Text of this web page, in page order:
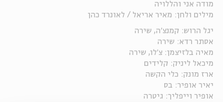
מודה אני והללויה
מילים ולחן: מאיר אריאל / לאונרד כהן
יגל הרוש: קמנצ'ה, שירה
אסתר רדא: שירה
מאיה בלזיצמן: צ'לו, שירה
מיכאל ליניק: קלידים
ארז מונק: כלי הקשה
יאיר אופיר: בס
אופיר וייפליך: גיטרה